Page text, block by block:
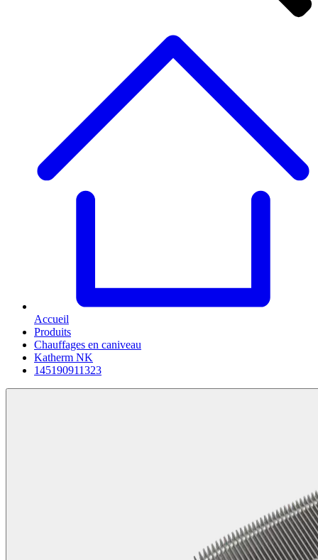
Accueil
Produits
Chauffages en caniveau
Katherm NK
145190911323